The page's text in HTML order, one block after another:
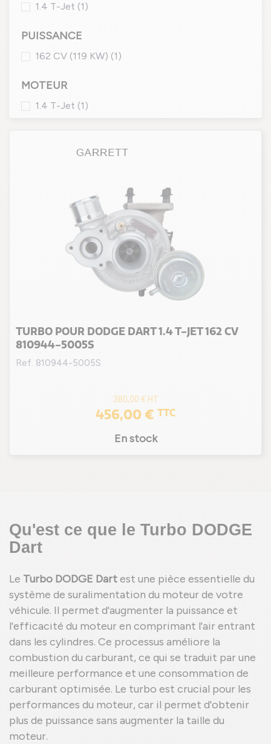
1.4 T-Jet (1)
PUISSANCE
162 CV (119 KW) (1)
MOTEUR
1.4 T-Jet (1)
TURBO POUR DODGE DART 1.4 T-JET 162 CV
810944-5005S
Ref. 810944-5005S
380,00 € HT
456,00 € TTC
En stock
Qu'est ce que le Turbo DODGE
Dart
Le Turbo DODGE Dartest une pièce essentielle du
système de suralimentation du moteur de votre
véhicule. Il permet d'augmenter la puissance et
l'efficacité du moteur en comprimant l'air entrant
dans les cylindres. Ce processus améliore la
combustion du carburant, ce qui se traduit par une
meilleure performance et une consommation de
carburant optimisée. Le turbo est crucial pour les
performances du moteur, car il permet d'obtenir
plus de puissance sans augmenter la taille du
moteur.